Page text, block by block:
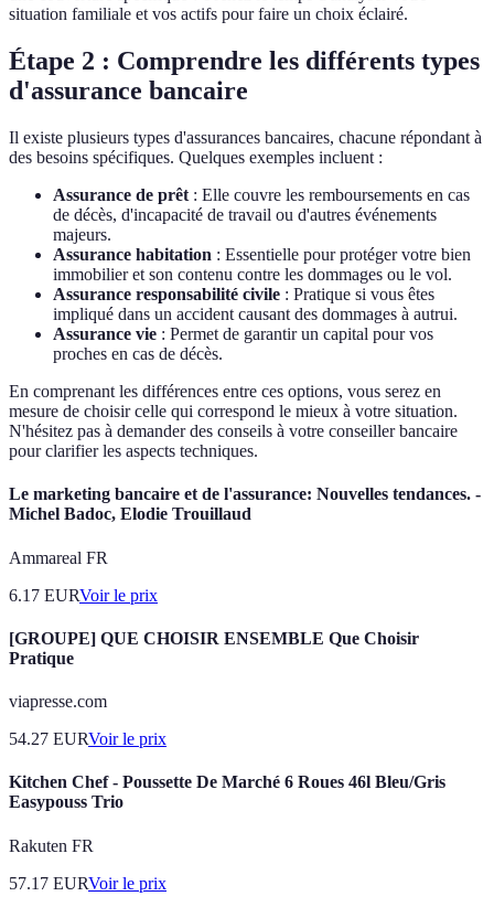
situation familiale et vos actifs pour faire un choix éclairé.
Étape 2 : Comprendre les différents types
d'assurance bancaire
Il existe plusieurs types d'assurances bancaires, chacune répondant à
des besoins spécifiques. Quelques exemples incluent :
Assurance de prêt : Elle couvre les remboursements en cas
de décès, d'incapacité de travail ou d'autres événements
majeurs.
Assurance habitation : Essentielle pour protéger votre bien
immobilier et son contenu contre les dommages ou le vol.
Assurance responsabilité civile : Pratique si vous êtes
impliqué dans un accident causant des dommages à autrui.
Assurance vie : Permet de garantir un capital pour vos
proches en cas de décès.
En comprenant les différences entre ces options, vous serez en
mesure de choisir celle qui correspond le mieux à votre situation.
N'hésitez pas à demander des conseils à votre conseiller bancaire
pour clarifier les aspects techniques.
Le marketing bancaire et de l'assurance: Nouvelles tendances. -
Michel Badoc, Elodie Trouillaud
Ammareal FR
6.17 EURVoir le prix
[GROUPE] QUE CHOISIR ENSEMBLE Que Choisir
Pratique
viapresse.com
54.27 EURVoir le prix
Kitchen Chef - Poussette De Marché 6 Roues 46l Bleu/Gris
Easypouss Trio
Rakuten FR
57.17 EURVoir le prix